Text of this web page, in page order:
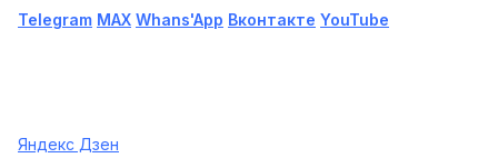
Telegram МАХ Whans'App Вконтакте YouTube
Яндекс Дзен